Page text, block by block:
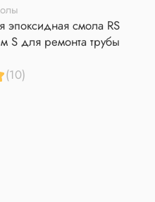
эпоксидная смола RS
S для ремонта трубы
(10)